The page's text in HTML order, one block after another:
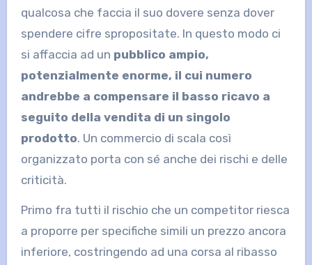
qualcosa che faccia il suo dovere senza dover
spendere cifre spropositate. In questo modo ci
si affaccia ad un pubblico ampio,
potenzialmente enorme, il cui numero
andrebbe a compensare il basso ricavo a
seguito della vendita di un singolo
prodotto. Un commercio di scala così
organizzato porta con sé anche dei rischi e delle
criticità.
Primo fra tutti il rischio che un competitor riesca
a proporre per specifiche simili un prezzo ancora
inferiore, costringendo ad una corsa al ribasso